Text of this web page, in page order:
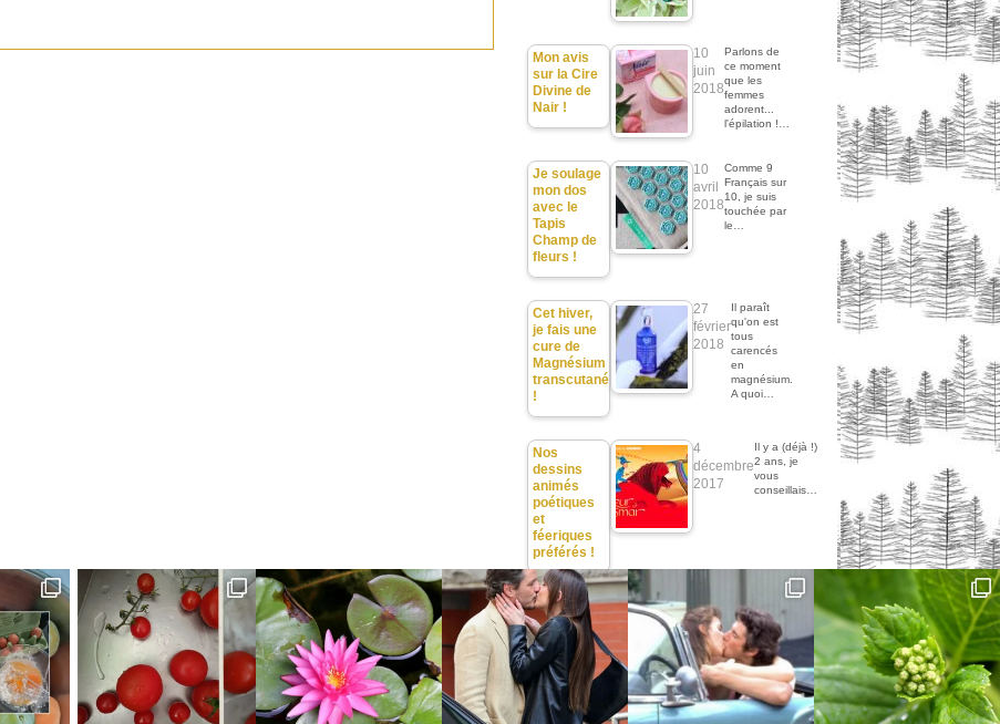
Mon avis
sur la Cire
Divine de
Nair !
10
juin
2018
Parlons de
ce moment
que les
femmes
adorent...
l'épilation !…
Je soulage
mon dos
avec le
Tapis
Champ de
fleurs !
10
avril
2018
Comme 9
Français sur
10, je suis
touchée par
le…
Cet hiver,
je fais une
cure de
Magnésium
transcutané
!
27
février
2018
Il paraît
qu'on est
tous
carencés
en
magnésium.
A quoi…
Nos
dessins
animés
poétiques
et
féeriques
préférés !
4
décembre
2017
Il y a (déjà !)
2 ans, je
vous
conseillais…